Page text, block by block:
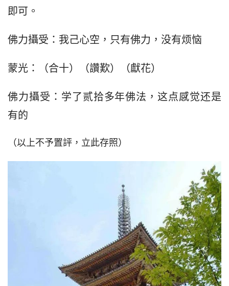
即可。
佛力攝受：我己心空，只有佛力，没有烦恼
蒙光：（合十）（讚歎）（獻花）
佛力攝受：学了贰拾多年佛法，这点感觉还是
有的
（以上不予置評，立此存照）